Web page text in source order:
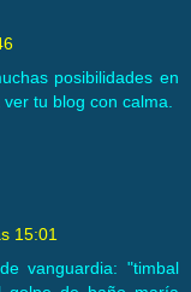
posibilidades en
tu blog con calma.
15:01
vanguardia: "timbal